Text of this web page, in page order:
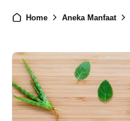
Home Aneka Manfaat